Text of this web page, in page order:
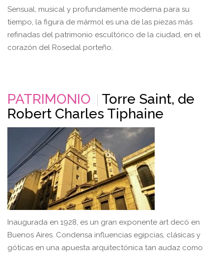
Sensual, musical y profundamente moderna para su
tiempo, la figura de mármol es una de las piezas más
refinadas del patrimonio escultórico de la ciudad, en el
corazón del Rosedal porteño.
PATRIMONIO
Torre Saint, de
Robert Charles Tiphaine
Inaugurada en 1928, es un gran exponente art decó en
Buenos Aires. Condensa influencias egipcias, clásicas y
góticas en una apuesta arquitectónica tan audaz como